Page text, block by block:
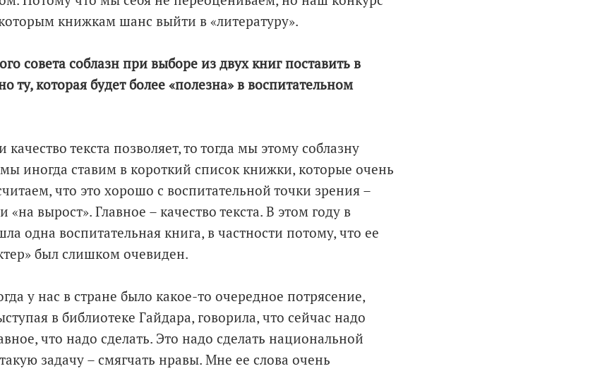
книжкам шанс выйти в «литературу».
совета соблазн при выборе из двух книг поставить в
ту, которая будет более «полезна» в воспитательном
качество текста позволяет, то тогда мы этому соблазну
иногда ставим в короткий список книжки, которые очень
что это хорошо с воспитательной точки зрения –
вырост». Главное – качество текста. В этом году в
одна воспитательная книга, в частности потому, что ее
был слишком очевиден.
у нас в стране было какое-то очередное потрясение,
в библиотеке Гайдара, говорила, что сейчас надо
что надо сделать. Это надо сделать национальной
задачу – смягчать нравы. Мне ее слова очень